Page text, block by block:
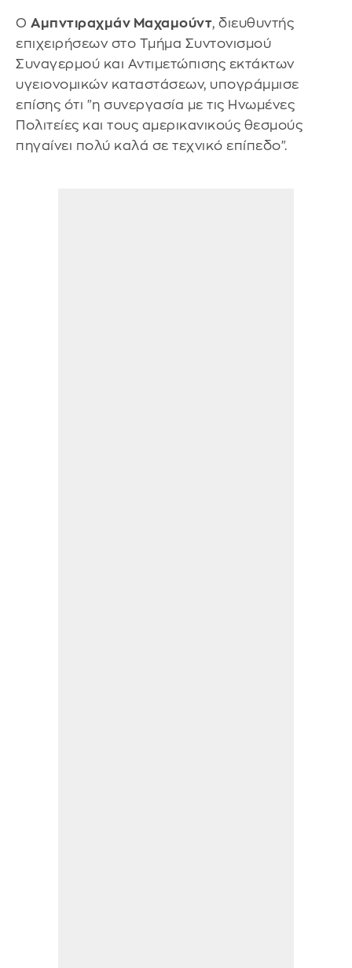
Ο Αμπντιραχμάν Μαχαμούντ, διευθυντής
επιχειρήσεων στο Τμήμα Συντονισμού
Συναγερμού και Αντιμετώπισης εκτάκτων
υγειονομικών καταστάσεων, υπογράμμισε
επίσης ότι "η συνεργασία με τις Ηνωμένες
Πολιτείες και τους αμερικανικούς θεσμούς
πηγαίνει πολύ καλά σε τεχνικό επίπεδο".